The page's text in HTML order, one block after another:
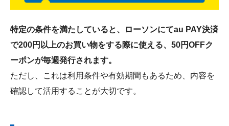
特定の条件を満たしていると、ローソンにてau PAY決済
で200円以上のお買い物をする際に使える、50円OFFク
ーポンが毎週発行されます。
ただし、これは利用条件や有効期間もあるため、内容を
確認して活用することが大切です。